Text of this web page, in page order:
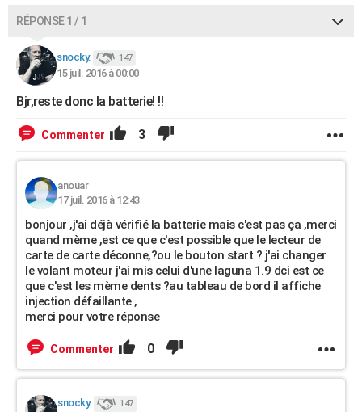
S'inscrire
Se connecter
Lycées
Collèges
Primaires
Universités
Entreprises
Service militaire
Avis de recherche
AVIS DE DÉCÈS
FORUM
Bricolage
Lifestyle
Culture
Sport
Auto
Television
Voyage
Cinema
RÉPONSE 1 / 1
snocky. 147
15 juil. 2016 à 00:00
Bjr,reste donc la batterie! !!
Commenter 3
anouar
17 juil. 2016 à 12:43
bonjour ,j'ai déjà vérifié la batterie mais c'est pas ça ,merci
quand mème ,est ce que c'est possible que le lecteur de
carte de carte déconne,?ou le bouton start ? j'ai changer
le volant moteur j'ai mis celui d'une laguna 1.9 dci est ce
que c'est les mème dents ?au tableau de bord il affiche
injection défaillante ,
merci pour votre réponse
Commenter 0
snocky. 147